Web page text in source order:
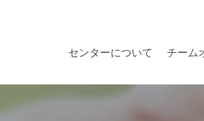
センターについて チーム